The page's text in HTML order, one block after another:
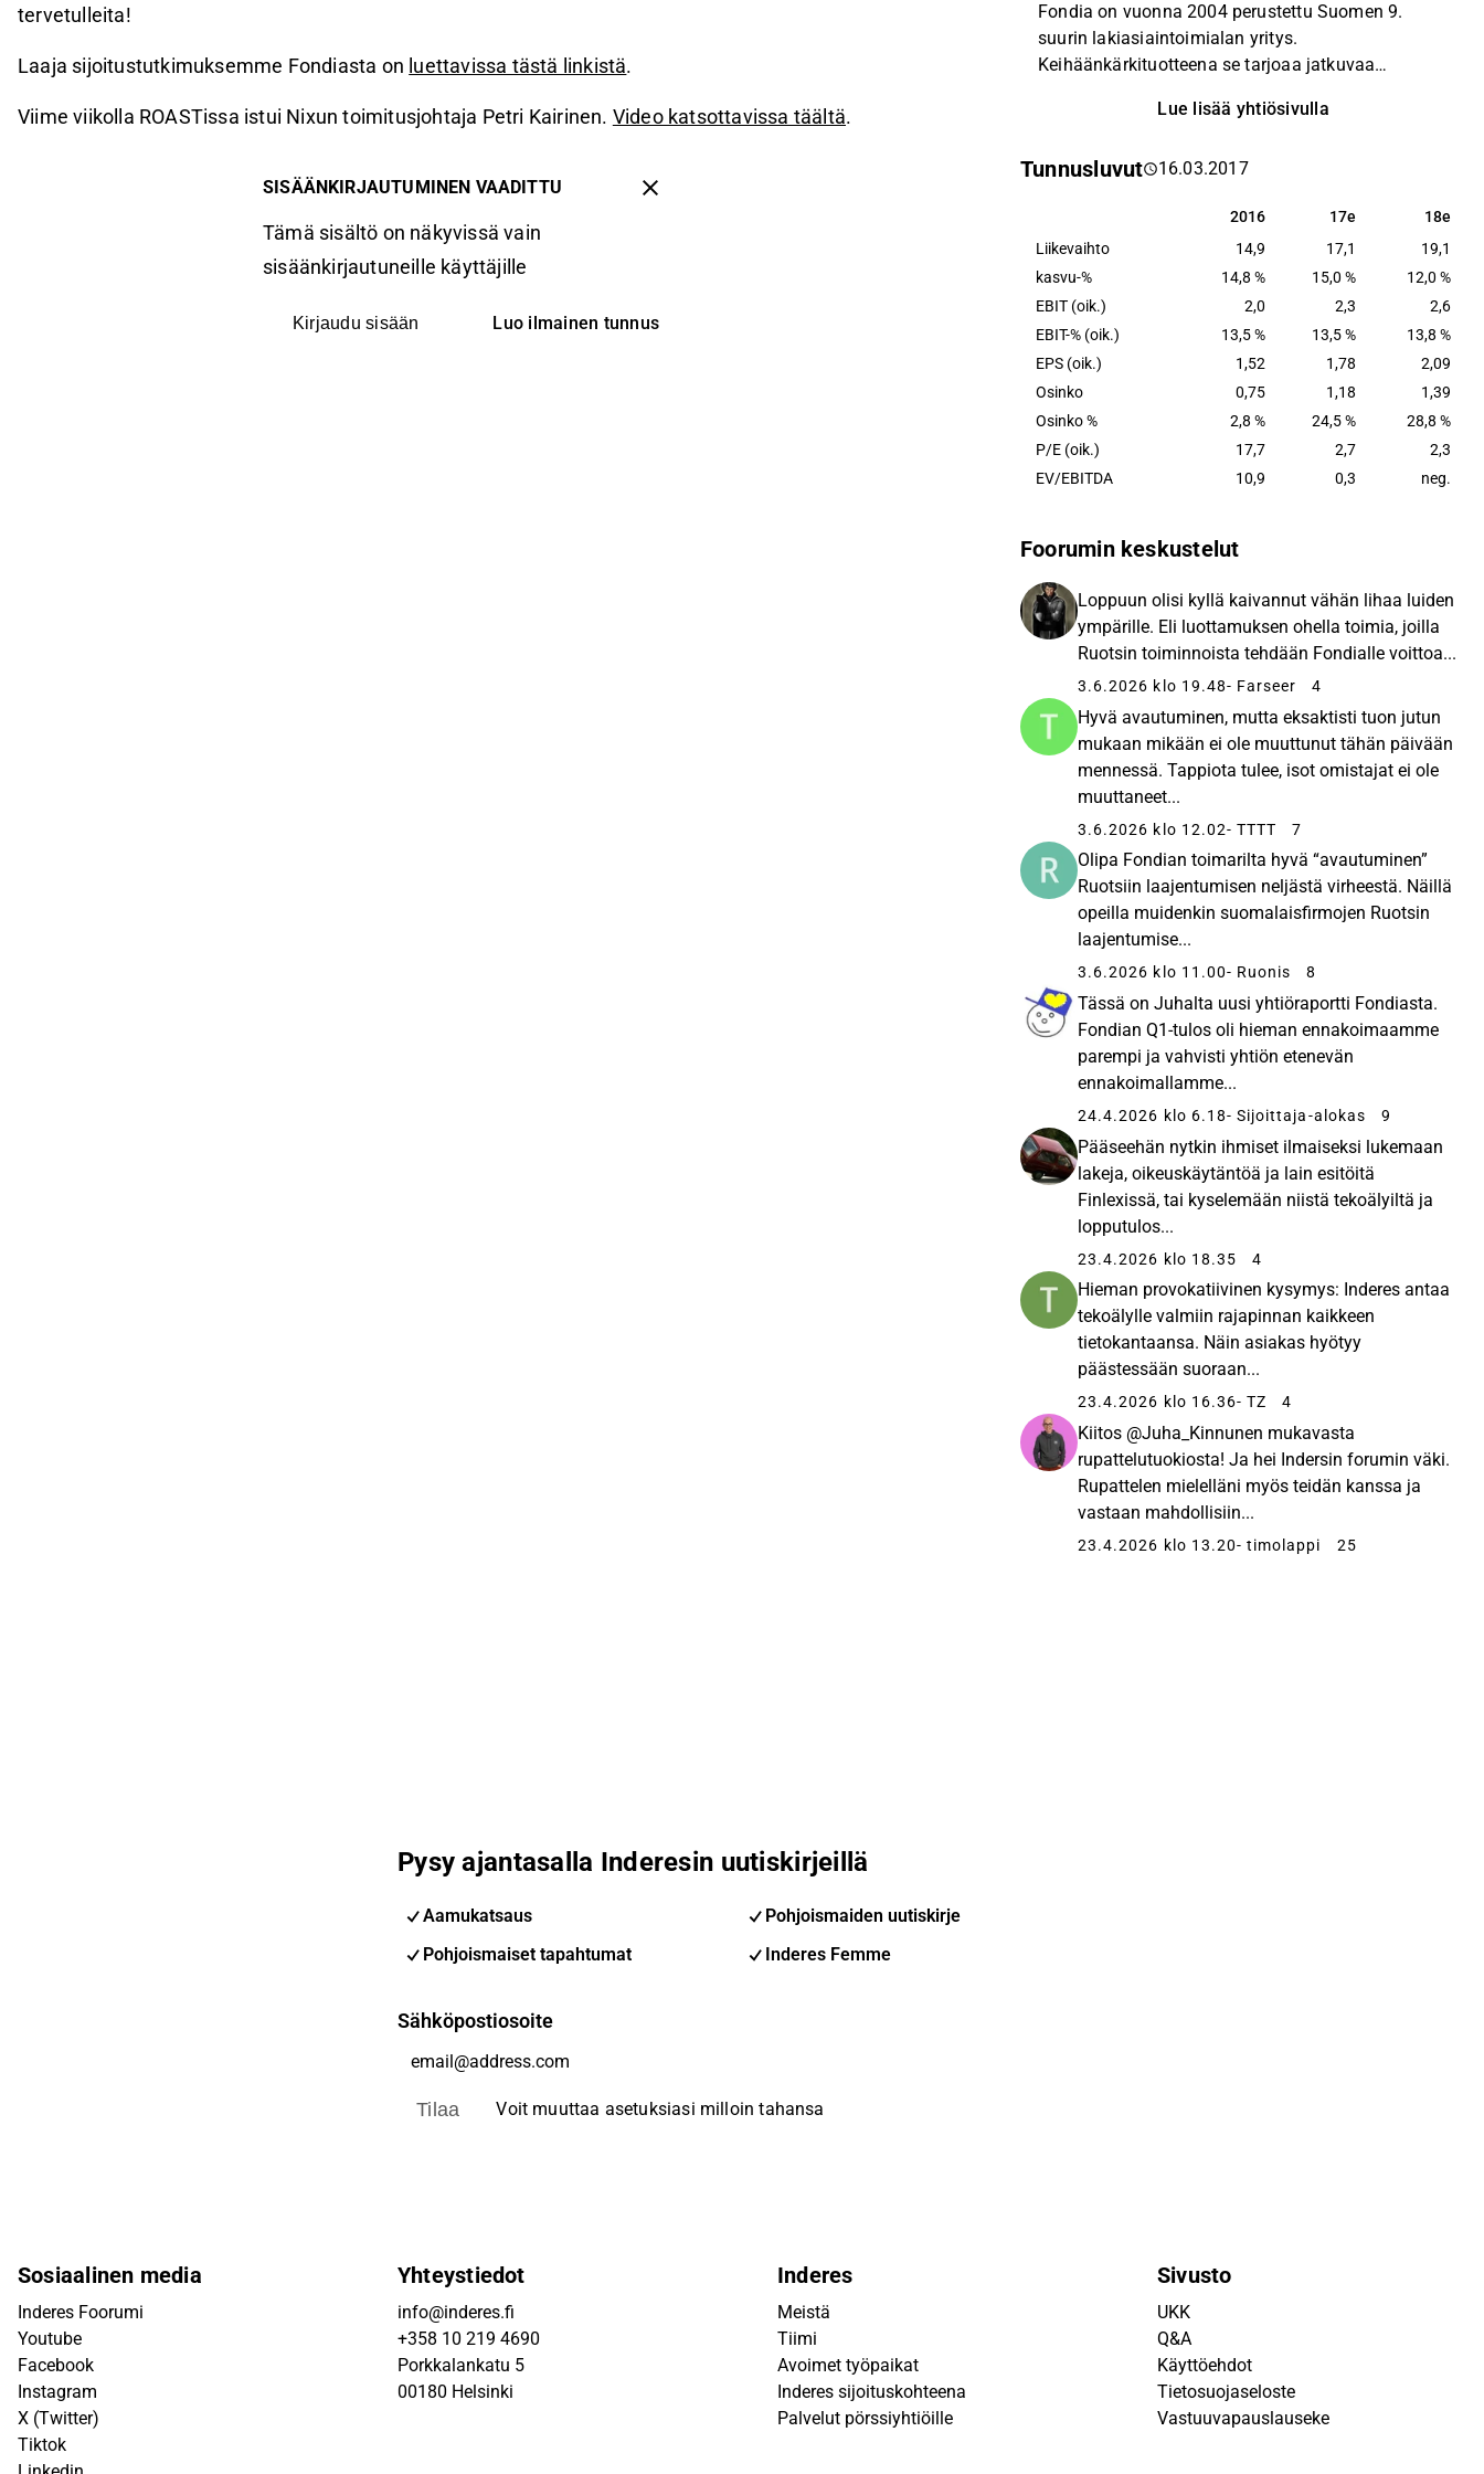
tervetulleita!
Laaja sijoitustutkimuksemme Fondiasta on luettavissa tästä linkistä.
Viime viikolla ROASTissa istui Nixun toimitusjohtaja Petri Kairinen. Video katsottavissa täältä.
SISÄÄNKIRJAUTUMINEN VAADITTU
Tämä sisältö on näkyvissä vain
sisäänkirjautuneille käyttäjille
Kirjaudu sisään Luo ilmainen tunnus
Fondia on vuonna 2004 perustettu Suomen 9.
suurin lakiasiaintoimialan yritys.
Keihäänkärkituotteena se tarjoaa jatkuvaa
kuukausihinnalla. Käytännössä asiakkaat voivat
Fondialle. Fondian ydinkohderyhmää ovat
palvelujen kautta (esimerkiksi DPOaaS) tarjonta
soveltuu hyvin myös suurille yrityksille.
Lue lisää yhtiösivulla
Tunnusluvut 16.03.2017
2016 17e 18e
2016 17e
18e
Liikevaihto
14,9 17,1
19,1
kasvu-%
14,8 % 15,0 %
12,0 %
EBIT (oik.)
2,0 2,3
2,6
EBIT-% (oik.)
13,5 % 13,5 %
13,8 %
EPS (oik.)
1,52 1,78
2,09
Osinko
0,75 1,18
1,39
Osinko %
2,8 % 24,5 %
28,8 %
P/E (oik.)
17,7 2,7
2,3
EV/EBITDA
10,9 0,3 neg.
Foorumin keskustelut
Loppuun olisi kyllä kaivannut vähän lihaa luiden
ympärille. Eli luottamuksen ohella toimia, joilla
Ruotsin toiminnoista tehdään Fondialle voittoa...
3.6.2026 klo 19.48- Farseer 4
Hyvä avautuminen, mutta eksaktisti tuon jutun
mukaan mikään ei ole muuttunut tähän päivään
mennessä. Tappiota tulee, isot omistajat ei ole
muuttaneet...
3.6.2026 klo 12.02- TTTT 7
Olipa Fondian toimarilta hyvä “avautuminen”
Ruotsiin laajentumisen neljästä virheestä. Näillä
opeilla muidenkin suomalaisfirmojen Ruotsin
laajentumise...
3.6.2026 klo 11.00- Ruonis 8
Tässä on Juhalta uusi yhtiöraportti Fondiasta.
Fondian Q1-tulos oli hieman ennakoimaamme
parempi ja vahvisti yhtiön etenevän
ennakoimallamme...
24.4.2026 klo 6.18- Sijoittaja-alokas 9
Pääseehän nytkin ihmiset ilmaiseksi lukemaan
lakeja, oikeuskäytäntöä ja lain esitöitä
Finlexissä, tai kyselemään niistä tekoälyiltä ja
lopputulos...
23.4.2026 klo 18.35 4
Hieman provokatiivinen kysymys: Inderes antaa
tekoälylle valmiin rajapinnan kaikkeen
tietokantaansa. Näin asiakas hyötyy
päästessään suoraan...
23.4.2026 klo 16.36- TZ 4
Kiitos @Juha_Kinnunen mukavasta
rupattelutuokiosta! Ja hei Indersin forumin väki.
Rupattelen mielelläni myös teidän kanssa ja
vastaan mahdollisiin...
23.4.2026 klo 13.20- timolappi 25
Pysy ajantasalla Inderesin uutiskirjeillä
Aamukatsaus
Pohjoismaiden uutiskirje
Pohjoismaiset tapahtumat
Inderes Femme
Sähköpostiosoite
Tilaa Voit muuttaa asetuksiasi milloin tahansa
Sosiaalinen media
Inderes Foorumi
Youtube
Facebook
Instagram
X (Twitter)
Tiktok
Yhteystiedot
info@inderes.fi
+358 10 219 4690
Porkkalankatu 5
00180 Helsinki
Inderes
Meistä
Tiimi
Avoimet työpaikat
Inderes sijoituskohteena
Palvelut pörssiyhtiöille
Sivusto
UKK
Q&A
Käyttöehdot
Tietosuojaseloste
Vastuuvapauslauseke